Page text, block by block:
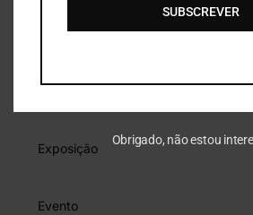
Sem categoria
Exposição
Evento
SUBSCREVER
Obrigado, não estou